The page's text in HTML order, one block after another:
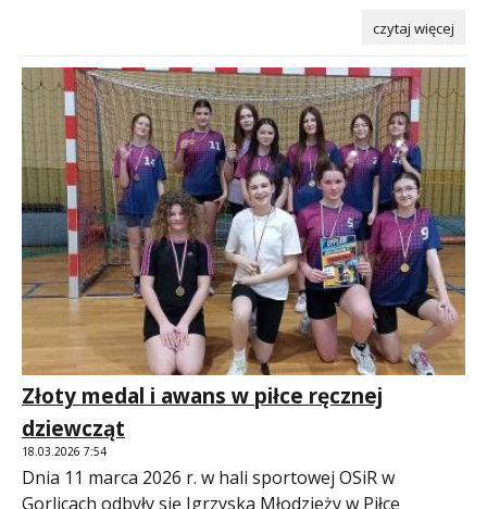
czytaj więcej
Złoty medal i awans w piłce ręcznej
dziewcząt
18.03.2026 7:54
Dnia 11 marca 2026 r. w hali sportowej OSiR w
Gorlicach odbyły się Igrzyska Młodzieży w Piłce